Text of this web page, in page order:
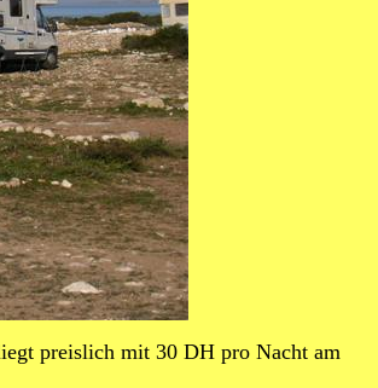
preislich mit 30 DH pro Nacht am